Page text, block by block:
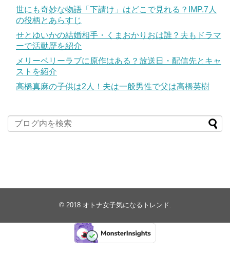
世にも奇妙な物語「下請け」はどこで見れる？IMP.7人
の役柄とあらすじ
せとゆいかの結婚相手・くまおかりおは誰？夫もドラマ
ーで活動歴を紹介
メリーベリーラブに原作はある？放送日・配信先とキャ
ストを紹介
高橋真麻の子供は2人！夫は一般男性で父は高橋英樹
© 2018 オトナ女子気になるトレンド.